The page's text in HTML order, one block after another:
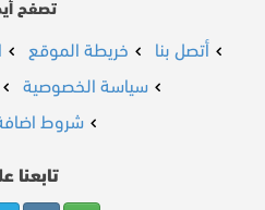
تصفح
أتصل بنا خريطة الموقع
سياسة الخصوصية
شروط
تابعنا